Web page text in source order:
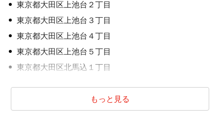
東京都大田区上池台２丁目
東京都大田区上池台３丁目
東京都大田区上池台４丁目
東京都大田区上池台５丁目
東京都大田区北馬込１丁目
東京都大田区山王１丁目もっと見る